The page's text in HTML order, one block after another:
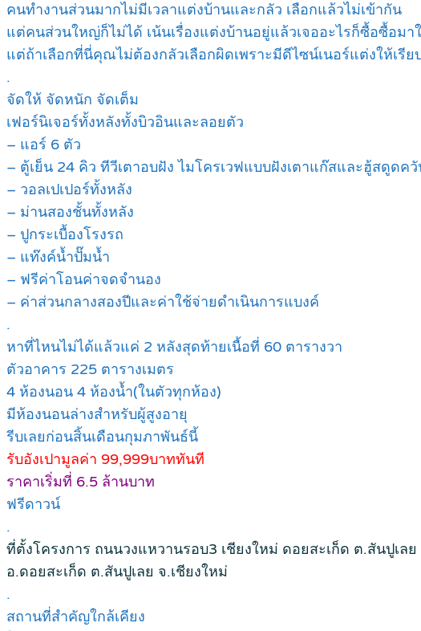
คนทำงานส่วนมากไม่มีเวลาแต่งบ้านและกลัว เลือกแล้วไม่เข้ากัน
แต่คนส่วนใหญ่ก็ไม่ได้ เน้นเรื่องแต่งบ้านอยู่แล้วเจออะไรก็ซื้อซื้อมา
แต่ถ้าเลือกที่นี่คุณไม่ต้องกลัวเลือกผิดเพราะมีดีไซน์เนอร์แต่งให้เรี
.
จัดให้ จัดหนัก จัดเต็ม
เฟอร์นิเจอร์ทั้งหลังทั้งบิวอินและลอยตัว
– แอร์ 6 ตัว
– ตู้เย็น 24 คิว ทีวีเตาอบฝัง ไมโครเวฟแบบฝังเตาแก๊สและฮู้สดูดค
– วอลเปเปอร์ทั้งหลัง
– ม่านสองชั้นทั้งหลัง
– ปูกระเบื้องโรงรถ
– แท๊งค์น้ำปั๊มน้ำ
– ฟรีค่าโอนค่าจดจำนอง
– ค่าส่วนกลางสองปีและค่าใช้จ่ายดำเนินการแบงค์
.
หาที่ไหนไม่ได้แล้วแค่ 2 หลังสุดท้ายเนื้อที่ 60 ตารางวา
ตัวอาคาร 225 ตารางเมตร
4 ห้องนอน 4 ห้องน้ำ(ในตัวทุกห้อง)
มีห้องนอนล่างสำหรับผู้สูงอายุ
รีบเลยก่อนสิ้นเดือนกุมภาพันธ์นี้
รับอังเปามูลค่า 99,999บาททันที
ราคาเริ่มที่ 6.5 ล้านบาท
ฟรีดาวน์
.
ที่ตั้งโครงการ ถนนวงแหวานรอบ3 เชียงใหม่ ดอยสะเก็ด ต.สันปูเลย
อ.ดอยสะเก็ด ต.สันปูเลย จ.เชียงใหม่
.
สถานที่สำคัญใกล้เคียง